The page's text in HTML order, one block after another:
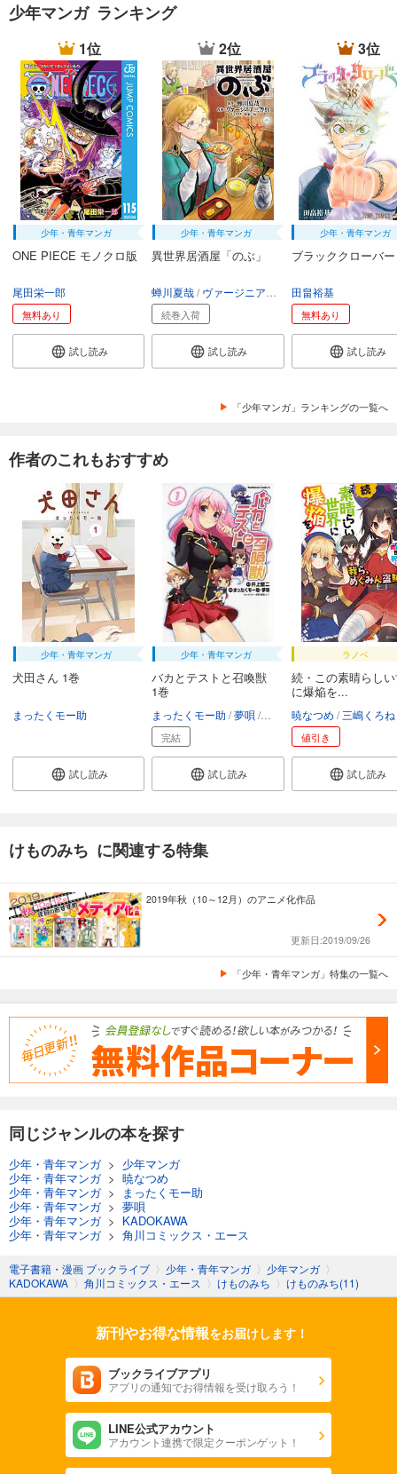
少年マンガ ランキング
1位
少年・青年マンガ
ONE PIECE モノクロ版
尾田栄一郎
無料あり
試し読み
2位
少年・青年マンガ
異世界居酒屋「のぶ」
蝉川夏哉 ヴァージニア二等兵 転
続巻入荷
試し読み
3位
少年・青年マンガ
ブラッククローバー
田畠裕基
無料あり
試し読み
「少年マンガ」ランキングの一覧へ
作者のこれもおすすめ
少年・青年マンガ
犬田さん 1巻
まったくモー助
試し読み
少年・青年マンガ
バカとテストと召喚獣
1巻
まったくモー助 夢唄 井上堅二 葉賀ユイ
完結
試し読み
ラノベ
続・この素晴らし
に爆焔を...
暁なつめ 三嶋くろね
値引き
試し読み
けものみち に関連する特集
2019年秋（10～12月）のアニメ化作品
更新日:2019/09/26
「少年・青年マンガ」特集の一覧へ
同じジャンルの本を探す
少年・青年マンガ> 少年マンガ
少年・青年マンガ> 暁なつめ
少年・青年マンガ>
まったくモー助
少年・青年マンガ> 夢唄
少年・青年マンガ> KADOKAWA
少年・青年マンガ> 角川コミックス・エース
電子書籍・漫画 ブックライブ 〉 少年・青年マンガ 〉 少年マンガ 〉
KADOKAWA 〉 角川コミックス・エース 〉 けものみち 〉 けものみち(11)
新刊やお得な情報をお届けします！
ブックライブアプリ
アプリの通知でお得情報を受け取ろう！
LINE公式アカウント
アカウント連携で限定クーポンゲット！